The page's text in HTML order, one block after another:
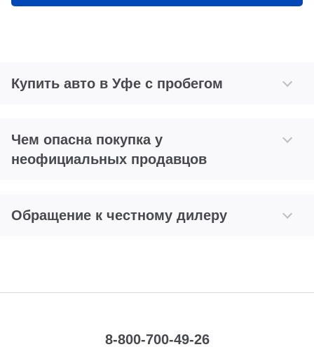
Купить авто в Уфе с пробегом
Чем опасна покупка у
неофициальных продавцов
Обращение к честному дилеру
8-800-700-49-26